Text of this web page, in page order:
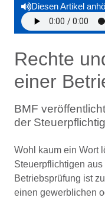
Diesen Artikel
Rechte
einer
BMF
der
Wohl kaum ein Wort
Steuerpflichtigen
Betriebsprüfung ist
einen gewerblichen